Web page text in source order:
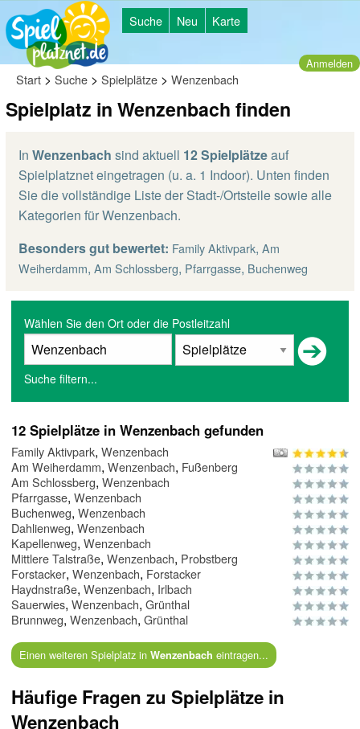
Suche Neu Karte
Anmelden
Start > Suche > Spielplätze > Wenzenbach
Spielplatz in Wenzenbach finden
In Wenzenbach sind aktuell 12 Spielplätzeauf
Spielplatznet eingetragen (u. a. 1 Indoor). Unten finden
Sie die vollständige Liste der Stadt-/Ortsteile sowie alle
Kategorien für Wenzenbach.
Besonders gut bewertet: Family Aktivpark, Am
Weiherdamm, Am Schlossberg, Pfarrgasse, Buchenweg
Wählen Sie den Ort oder die Postleitzahl
Suche filtern...
12 Spielplätze in Wenzenbach gefunden
Family Aktivpark, Wenzenbach
Am Weiherdamm, Wenzenbach, Fußenberg
Am Schlossberg, Wenzenbach
Pfarrgasse, Wenzenbach
Buchenweg, Wenzenbach
Dahlienweg, Wenzenbach
Kapellenweg, Wenzenbach
Mittlere Talstraße, Wenzenbach, Probstberg
Forstacker, Wenzenbach, Forstacker
Haydnstraße, Wenzenbach, Irlbach
Sauerwies, Wenzenbach, Grünthal
Brunnweg, Wenzenbach, Grünthal
Einen weiteren Spielplatz in Wenzenbach eintragen...
Häufige Fragen zu Spielplätze in
Wenzenbach